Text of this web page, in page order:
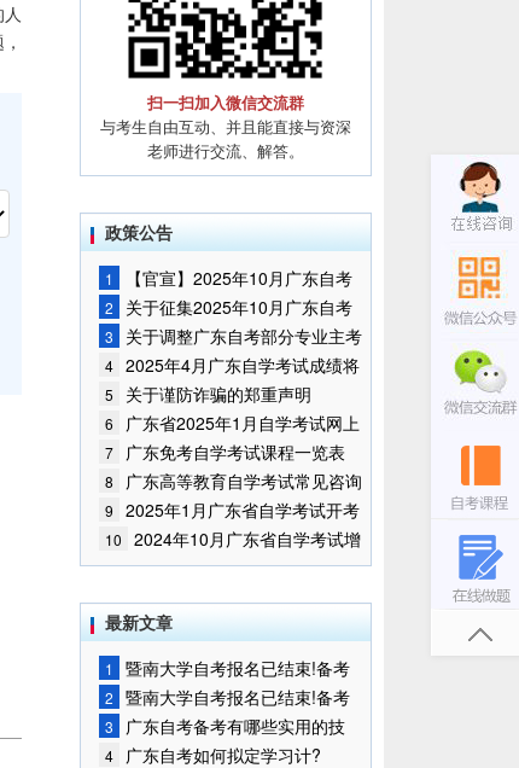
扫一扫加入微信交流群
与考生自由互动、并且能直接与资深
老师进行交流、解答。
政策公告
1
【官宣】2025年10月广东自考
报名时间通知
2
关于征集2025年10月广东自考
增加开考停考专业部分课程意向的
通告
3
关于调整广东自考部分专业主考
学校的通知
4 2025年4月广东自学考试成绩将
于5月9日公布
5 关于谨防诈骗的郑重声明
6
广东省2025年1月自学考试网上
报名报考须知
7 广东免考自学考试课程一览表
8
广东高等教育自学考试常见咨询
问题
9
2025年1月广东省自学考试开考
课程考试时间安排和使用教材的通
知
10
2024年10月广东省自学考试增
加一门开考课程的通告
最新文章
1
暨南大学自考报名已结束!备考
开始!
2
暨南大学自考报名已结束!备考
开始!
3
广东自考备考有哪些实用的技
巧?
4 广东自考如何拟定学习计?